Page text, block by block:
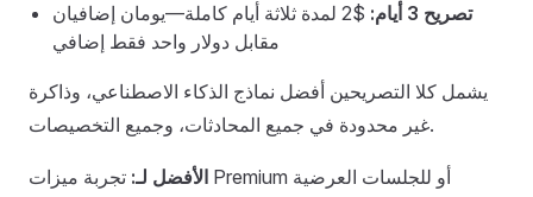
تصريح 3 أيام:
$2 لمدة ثلاثة أيام كاملة—يومان إضافيان
مقابل دولار واحد فقط إضافي
يشمل كلا التصريحين أفضل نماذج الذكاء الاصطناعي، وذاكرة
غير محدودة في جميع المحادثات، وجميع التخصيصات.
الأفضل لـ: تجربة ميزات Premium أو للجلسات العرضية